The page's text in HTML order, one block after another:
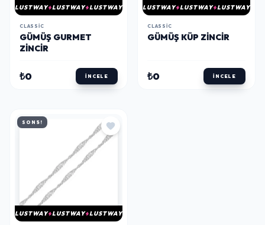
LUSTWAY LUSTWAY LUSTWAY
CLASSIC
GÜMÜŞ GURMET
ZINCIR
₺0 İNCELE
LUSTWAY LUSTWAY LUSTWAY
CLASSIC
GÜMÜŞ KÜP ZINCIR
₺0 İNCELE
SON 5!
LUSTWAY LUSTWAY LUSTWAY